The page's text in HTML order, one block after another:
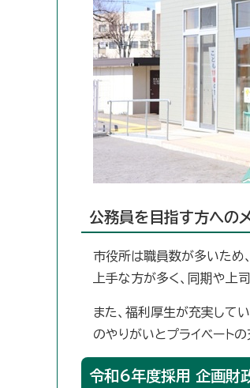
公務員を目指す方への
市役所は職員数が多いため
上手な方が多く、同期や上
また、福利厚生が充実して
のやりがいとプライベート
令和6年度採用 企画財